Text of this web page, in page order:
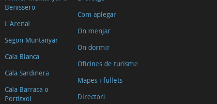
Benissero
L'Arenal
Segon Muntanyar
Cala Blanca
Cala Sardinera
Cala Barraca o
Portitxol
Com aplegar
On menjar
On dormir
Oficines de turisme
Mapes i fullets
Directori